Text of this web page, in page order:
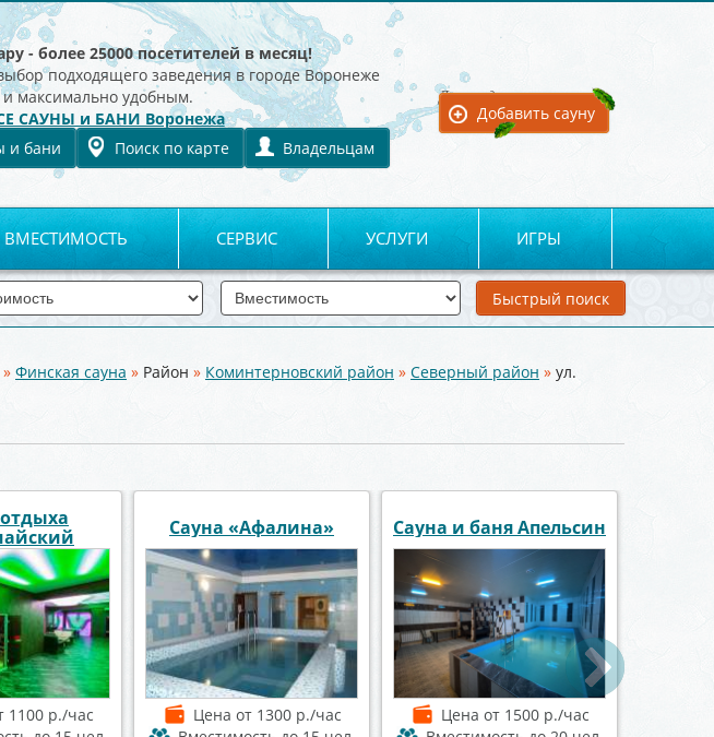
- более 25000 посетителей в месяц!
подходящего заведения в городе Воронеже
максимально удобным.
САУНЫ и БАНИ Воронежа
и бани
Поиск по карте Владельцам
Для владельцев:
Добавить сауну
ВМЕСТИМОСТЬ СЕРВИС УСЛУГИ ИГРЫ
» Финская сауна » Район » Коминтерновский район » Северный район » ул.
Апельсин
1500 р./час
Сауна «Пещера»
Цена от 1200 р./час
Баня на Донской
Цена от 1000 р./час